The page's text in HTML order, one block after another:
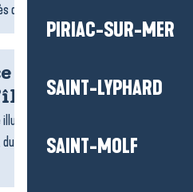
PIRIAC-SUR-MER
SAINT-LYPHARD
SAINT-MOLF
des paysages. Entre...
du 15 août à La
de Guérande
les soirées d’été à La
Croisic jusqu’à Pénestin en